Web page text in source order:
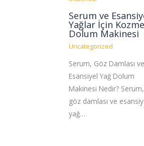
Serum ve
Yağlar İçin
Dolum Makinesi
Uncategorized
Serum, Göz Damlası ve
Esansiyel Yağ Dolum
Makinesi Nedir? Serum,
göz damlası ve
yağ…